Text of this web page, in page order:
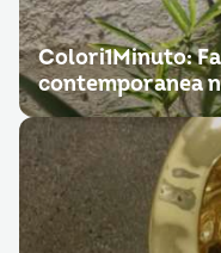
Colori1Minuto:
contemporanea